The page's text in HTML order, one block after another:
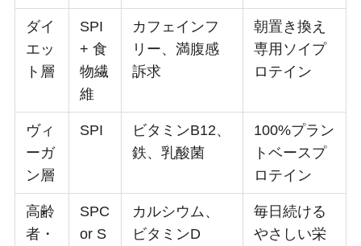
ダイ
エッ
ト層
SPI
+ 食
物繊
維
カフェインフ
リー、満腹感
訴求
朝置き換え
専用ソイプ
ロテイン
ヴィ
ーガ
ン層
SPI
ビタミンB12、
鉄、乳酸菌
100%プラン
トベースプ
ロテイン
高齢
者・
SPC
or S
カルシウム、
ビタミンD
毎日続ける
やさしい栄